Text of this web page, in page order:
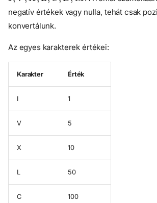
negatív értékek vagy nulla, tehát csak
konvertálunk.
Az egyes karakterek értékei:
Karakter Érték
I 1
V 5
X 10
L 50
C 100